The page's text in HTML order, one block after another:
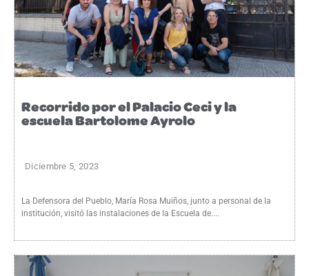
Recorrido por el Palacio Ceci y la
escuela Bartolome Ayrolo
Diciembre 5, 2023
La Defensora del Pueblo, María Rosa Muiños, junto a personal de la
institución, visitó las instalaciones de la Escuela de....